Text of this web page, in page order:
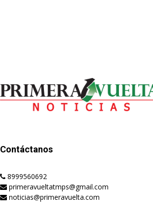
Contáctanos
8999560692
primeravueltatmps@gmail.com
noticias@primeravuelta.com